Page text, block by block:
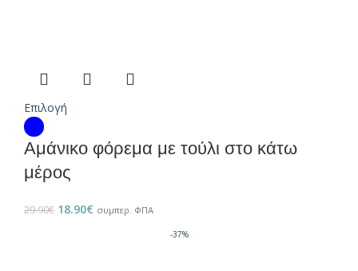
Επιλογή
Αμάνικο φόρεμα με τούλι στο κάτω
μέρος
29.90€ 18.90€ συμπερ. ΦΠΑ
-37%